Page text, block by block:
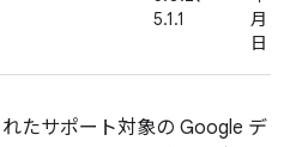
5.1.1
月 5
日
たサポート対象の Google デ